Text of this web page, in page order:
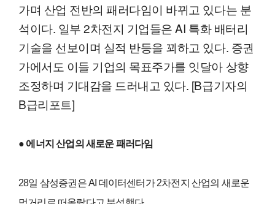
가며 산업 전반의 패러다임이 바뀌고 있다는 분
석이다. 일부 2차전지 기업들은 AI 특화 배터리
기술을 선보이며 실적 반등을 꾀하고 있다. 증권
가에서도 이들 기업의 목표주가를 잇달아 상향
조정하며 기대감을 드러내고 있다. [B급기자의
B급리포트]
● 에너지 산업의 새로운 패러다임
28일 삼성증권은 AI 데이터센터가 2차전지 산업의 새로운